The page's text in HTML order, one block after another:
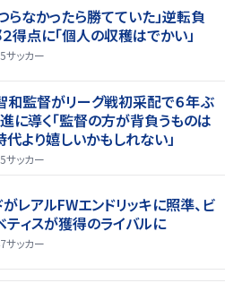
らなかったら勝てていた」逆転負
得点に「個人の収穫はでかい」
サッカー
和監督がリーグ戦初采配で６年ぶ
に導く「監督の方が背負うものは
代より嬉しいかもしれない」
サッカー
レアルFWエンドリッキに照準、ビ
ティスが獲得のライバルに
サッカー